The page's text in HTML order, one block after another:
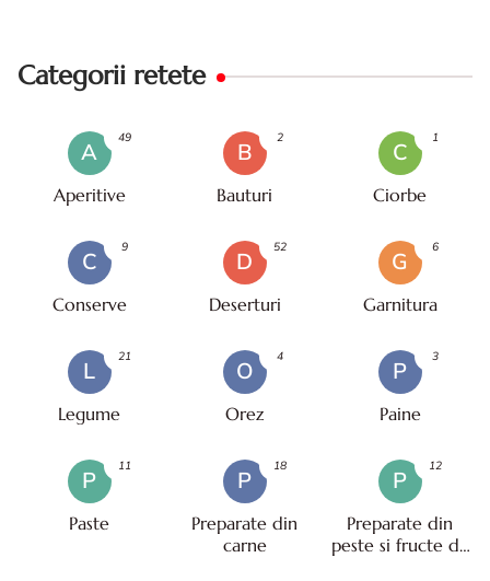
Categorii retete
A
Aperitive
49
B
Bauturi
2
C
Ciorbe
1
C
Conserve
9
D
Deserturi
52
G
Garnitura
6
L
Legume
21
O
Orez
4
P
Paine
3
P
Paste
11
P
Preparate din
carne
18
P
Preparate din
peste si fructe de
12